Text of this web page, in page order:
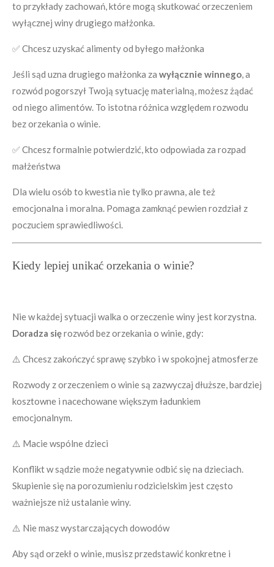
to przykłady zachowań, które mogą skutkować orzeczeniem
wyłącznej winy drugiego małżonka.
✅ Chcesz uzyskać alimenty od byłego małżonka
Jeśli sąd uzna drugiego małżonka za wyłącznie winnego, a
rozwód pogorszył Twoją sytuację materialną, możesz żądać
od niego alimentów. To istotna różnica względem rozwodu
bez orzekania o winie.
✅ Chcesz formalnie potwierdzić, kto odpowiada za rozpad
małżeństwa
Dla wielu osób to kwestia nie tylko prawna, ale też
emocjonalna i moralna. Pomaga zamknąć pewien rozdział z
poczuciem sprawiedliwości.
Kiedy lepiej unikać orzekania o winie?
Nie w każdej sytuacji walka o orzeczenie winy jest korzystna.
Doradza sięrozwód bez orzekania o winie, gdy:
⚠️ Chcesz zakończyć sprawę szybko i w spokojnej atmosferze
Rozwody z orzeczeniem o winie są zazwyczaj dłuższe, bardziej
kosztowne i nacechowane większym ładunkiem
emocjonalnym.
⚠️ Macie wspólne dzieci
Konflikt w sądzie może negatywnie odbić się na dzieciach.
Skupienie się na porozumieniu rodzicielskim jest często
ważniejsze niż ustalanie winy.
⚠️ Nie masz wystarczających dowodów
Aby sąd orzekł o winie, musisz przedstawić konkretne i